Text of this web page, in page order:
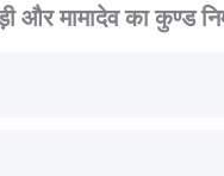
और मामादेव का कुण्ड